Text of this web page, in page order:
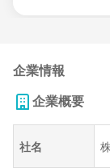
企業情報
企業概要
社名